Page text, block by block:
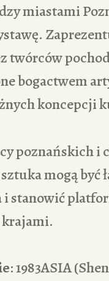
miastami
twórców
bogactwem
koncepcji
poznańskich
mogą być
stanowić
krajami.
: 1983ASIA